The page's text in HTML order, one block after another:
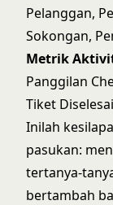
Pelanggan,
Sokongan,
Metrik
Panggilan
Tiket
Inilah
pasukan:
tertanya-
bertambah